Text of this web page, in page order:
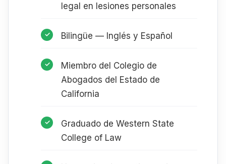
legal en lesiones personales
Bilingüe — Inglés y Español
Miembro del Colegio de
Abogados del Estado de
California
Graduado de Western State
College of Law